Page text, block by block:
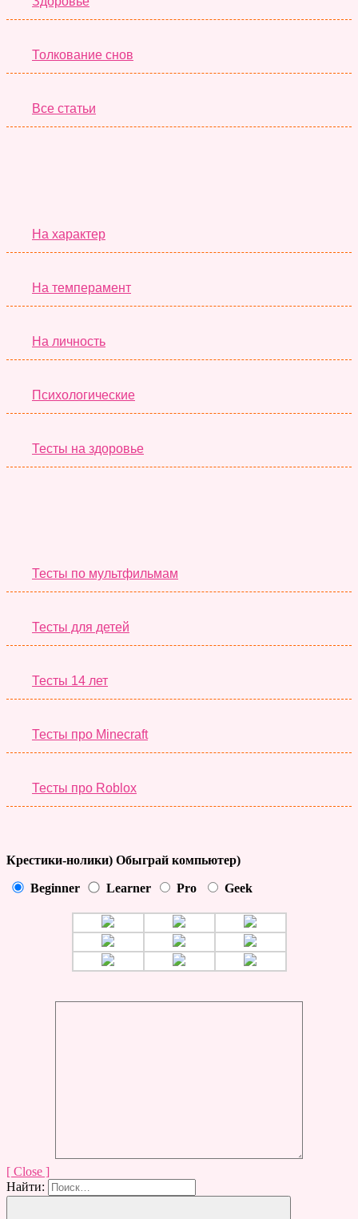
Толкование снов
Все статьи
На характер
На темперамент
На личность
Психологические
Тесты на здоровье
Тесты по мультфильмам
Тесты для детей
Тесты 14 лет
Тесты про Minecraft
Тесты про Roblox
Крестики-нолики) Обыграй компьютер)
Beginner Learner Pro Geek
[ Close ]
Найти: